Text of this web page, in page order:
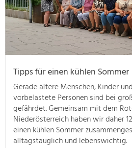
geben
wir
hier
eine
Übersicht
unsere
Für
mehr
Informationen
einfach
das
Tipps für einen kühlen Sommer
Gerade ältere Menschen, Kinder
vorbelastete Personen sind bei
gefährdet. Gemeinsam mit dem
Niederösterreich haben wir daher
einen kühlen Sommer
alltagstauglich und lebenswichtig.